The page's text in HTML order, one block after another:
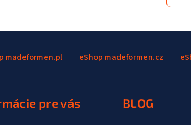
madeformen.pl eShop madeformen.cz
pre vás BLOG